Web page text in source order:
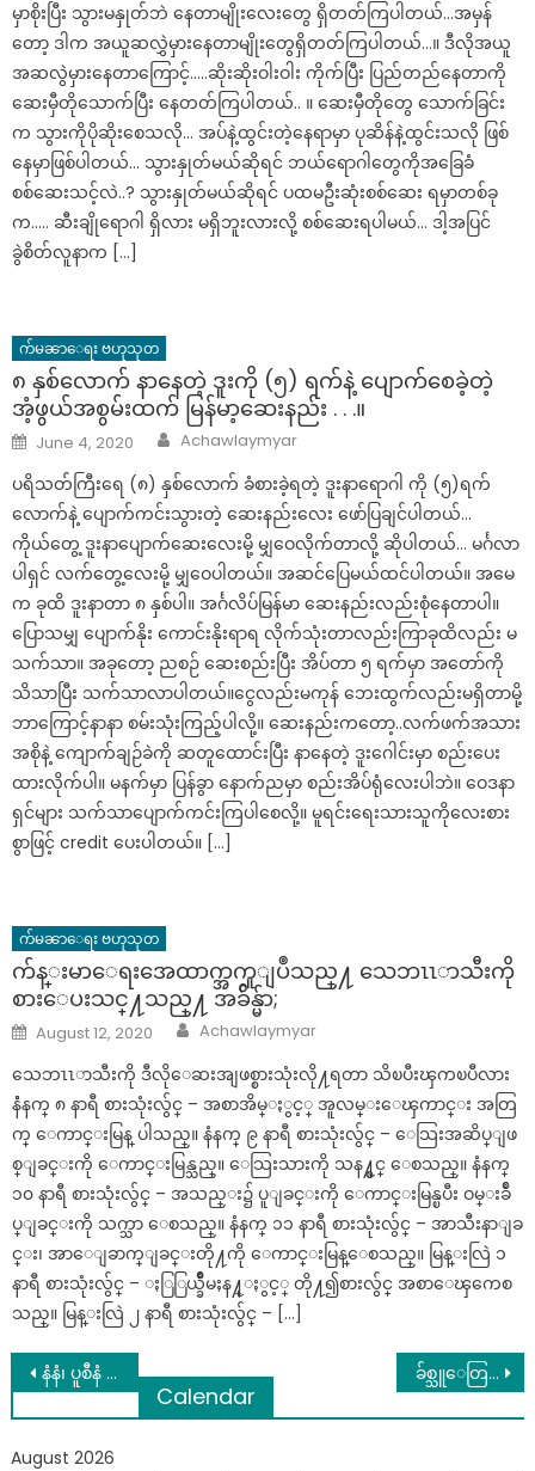
မှာစိုးပြီး သွားမနှုတ်ဘဲ နေတာမျိုးလေးတွေ ရှိတတ်ကြပါတယ်…အမှန်
တော့ ဒါက အယူဆလွှဲမှားနေတာမျိုးတွေရှိတတ်ကြပါတယ်…။ ဒီလိုအယူ
အဆလွဲမှားနေတာကြောင့်…..ဆိုးဆိုးဝါးဝါး ကိုက်ပြီး ပြည်တည်နေတာကို
ဆေးမှီတိုသောက်ပြီး နေတတ်ကြပါတယ်.. ။ ဆေးမှီတိုတွေ သောက်ခြင်း
က သွားကိုပိုဆိုးစေသလို… အပ်နဲ့ထွင်းတဲ့နေရာမှာ ပုဆိန်နဲ့ထွင်းသလို ဖြစ်
နေမှာဖြစ်ပါတယ်… သွားနှုတ်မယ်ဆိုရင် ဘယ်ရောဂါတွေကိုအခြေခံ
စစ်ဆေးသင့်လဲ..? သွားနှုတ်မယ်ဆိုရင် ပထမဦးဆုံးစစ်ဆေး ရမှာတစ်ခု
က….. ဆီးချိုရောဂါ ရှိလား မရှိဘူးလားလို့ စစ်ဆေးရပါမယ်… ဒါ့အပြင်
ခွဲစိတ်လူနာက […]
က်မၼာေရး ဗဟုသုတ
၈ နှစ်လောက် နာနေတဲ့ ဒူးကို (၅) ရက်နဲ့ ပျောက်စေခဲ့တဲ့
အံ့ဖွယ်အစွမ်းထက် မြန်မာ့ဆေးနည်း . . .။
Posted
on
June 4, 2020 Author
Achawlaymyar
ပရိသတ်ကြီးရေ (၈) နှစ်လောက် ခံစားခဲ့ရတဲ့ ဒူးနာရောဂါ ကို (၅)ရက်
လောက်နဲ့ ပျောက်ကင်းသွားတဲ့ ဆေးနည်းလေး ဖော်ပြချင်ပါတယ်…
ကိုယ်တွေ့ ဒူးနာပျောက်ဆေးလေးမို့ မျှဝေလိုက်တာလို့ ဆိုပါတယ်… မင်္ဂလာ
ပါရှင် လက်တွေ့လေးမို့ မျှဝေပါတယ်။ အဆင်ပြေမယ်ထင်ပါတယ်။ အမေ
က ခုထိ ဒူးနာတာ ၈ နှစ်ပါ။ အင်္ဂလိပ်မြန်မာ ဆေးနည်းလည်းစုံနေတာပါ။
ပြောသမျှ ပျောက်နိုး ကောင်းနိုးရာရ လိုက်သုံးတာလည်းကြာခုထိလည်း မ
သက်သာ။ အခုတော့ ညစဉ် ဆေးစည်းပြီး အိပ်တာ ၅ ရက်မှာ အတော်ကို
သိသာပြီး သက်သာလာပါတယ်။ငွေလည်းမကုန် ဘေးထွက်လည်းမရှိတာမို့
ဘာကြောင့်နာနာ စမ်းသုံးကြည့်ပါလို့။ ဆေးနည်းကတော့..လက်ဖက်အသား
အစိုနဲ့ ကျောက်ချဉ်ခဲကို ဆတူထောင်းပြီး နာနေတဲ့ ဒူးဂေါင်းမှာ စည်းပေး
ထားလိုက်ပါ။ မနက်မှာ ပြန်ခွာ နောက်ညမှာ စည်းအိပ်ရုံလေးပါဘဲ။ ဝေဒနာ
ရှင်များ သက်သာပျောက်ကင်းကြပါစေလို့။ မူရင်းရေးသားသူကိုလေးစား
စွာဖြင့် credit ပေးပါတယ်။ […]
က်မၼာေရး ဗဟုသုတ
က်န္းမာေရးအေထာက္အကူျပဳသည္႔ သေဘၤၤာသီးကို
စားေပးသင္႔သည္႔ အခ်ိန္မ်ာ;
Posted
on
August 12, 2020 Author
Achawlaymyar
သေဘၤၤာသီးကို ဒီလိုေဆးအျဖစ္စားသုံးလို႔ရတာ သိၿပီးၾကၿပီလား
နံံနက္ ၈ နာရီ စားသုံးလွ်င္ – အစာအိမ္ႏွင့္ အူလမ္းေၾကာင္း အတြ
က္ ေကာင္းမြန္ ပါသည္။ နံနက္ ၉ နာရီ စားသုံးလွ်င္ – ေသြးအဆိပ္ျဖ
စ္ျခင္းကို ေကာင္းမြန္သည္။ ေသြးသားကို သန႔္စင္ ေစသည္။ နံနက္
၁၀ နာရီ စားသုံးလွ်င္ – အသည္း၌ ပူျခင္းကို ေကာင္းမြန္ၿပီး ဝမ္းခ်ဳ
ပ္ျခင္းကို သက္သာ ေစသည္။ နံနက္ ၁၁ နာရီ စားသုံးလွ်င္ – အာသီးနာျခ
င္း၊ အာေျခာက္ျခင္းတို႔ကို ေကာင္းမြန္ေစသည္။ မြန္းလြဲ ၁
နာရီ စားသုံးလွ်င္ – ႏြြယ္ခ်ိဳမႈန႔္ႏွင့္ တို႔၍စားလွ်င္ အစာေၾကေစ
သည္။ မြန္းလြဲ ၂ နာရီ စားသုံးလွ်င္ – […]
Post
navigation
နံနံ၊ ပူစီနံ ၊ ပင်စိမ်းတို့၏ ကျန်းမာရေး အကျိုးကျေးဇူးများ ခ်စ္သူေတြၾကားမွာ ဒီအိပ္မက္ေတြ မက္ရင္ေတာ့ သတိထားေတာ့
Calendar
August 2026